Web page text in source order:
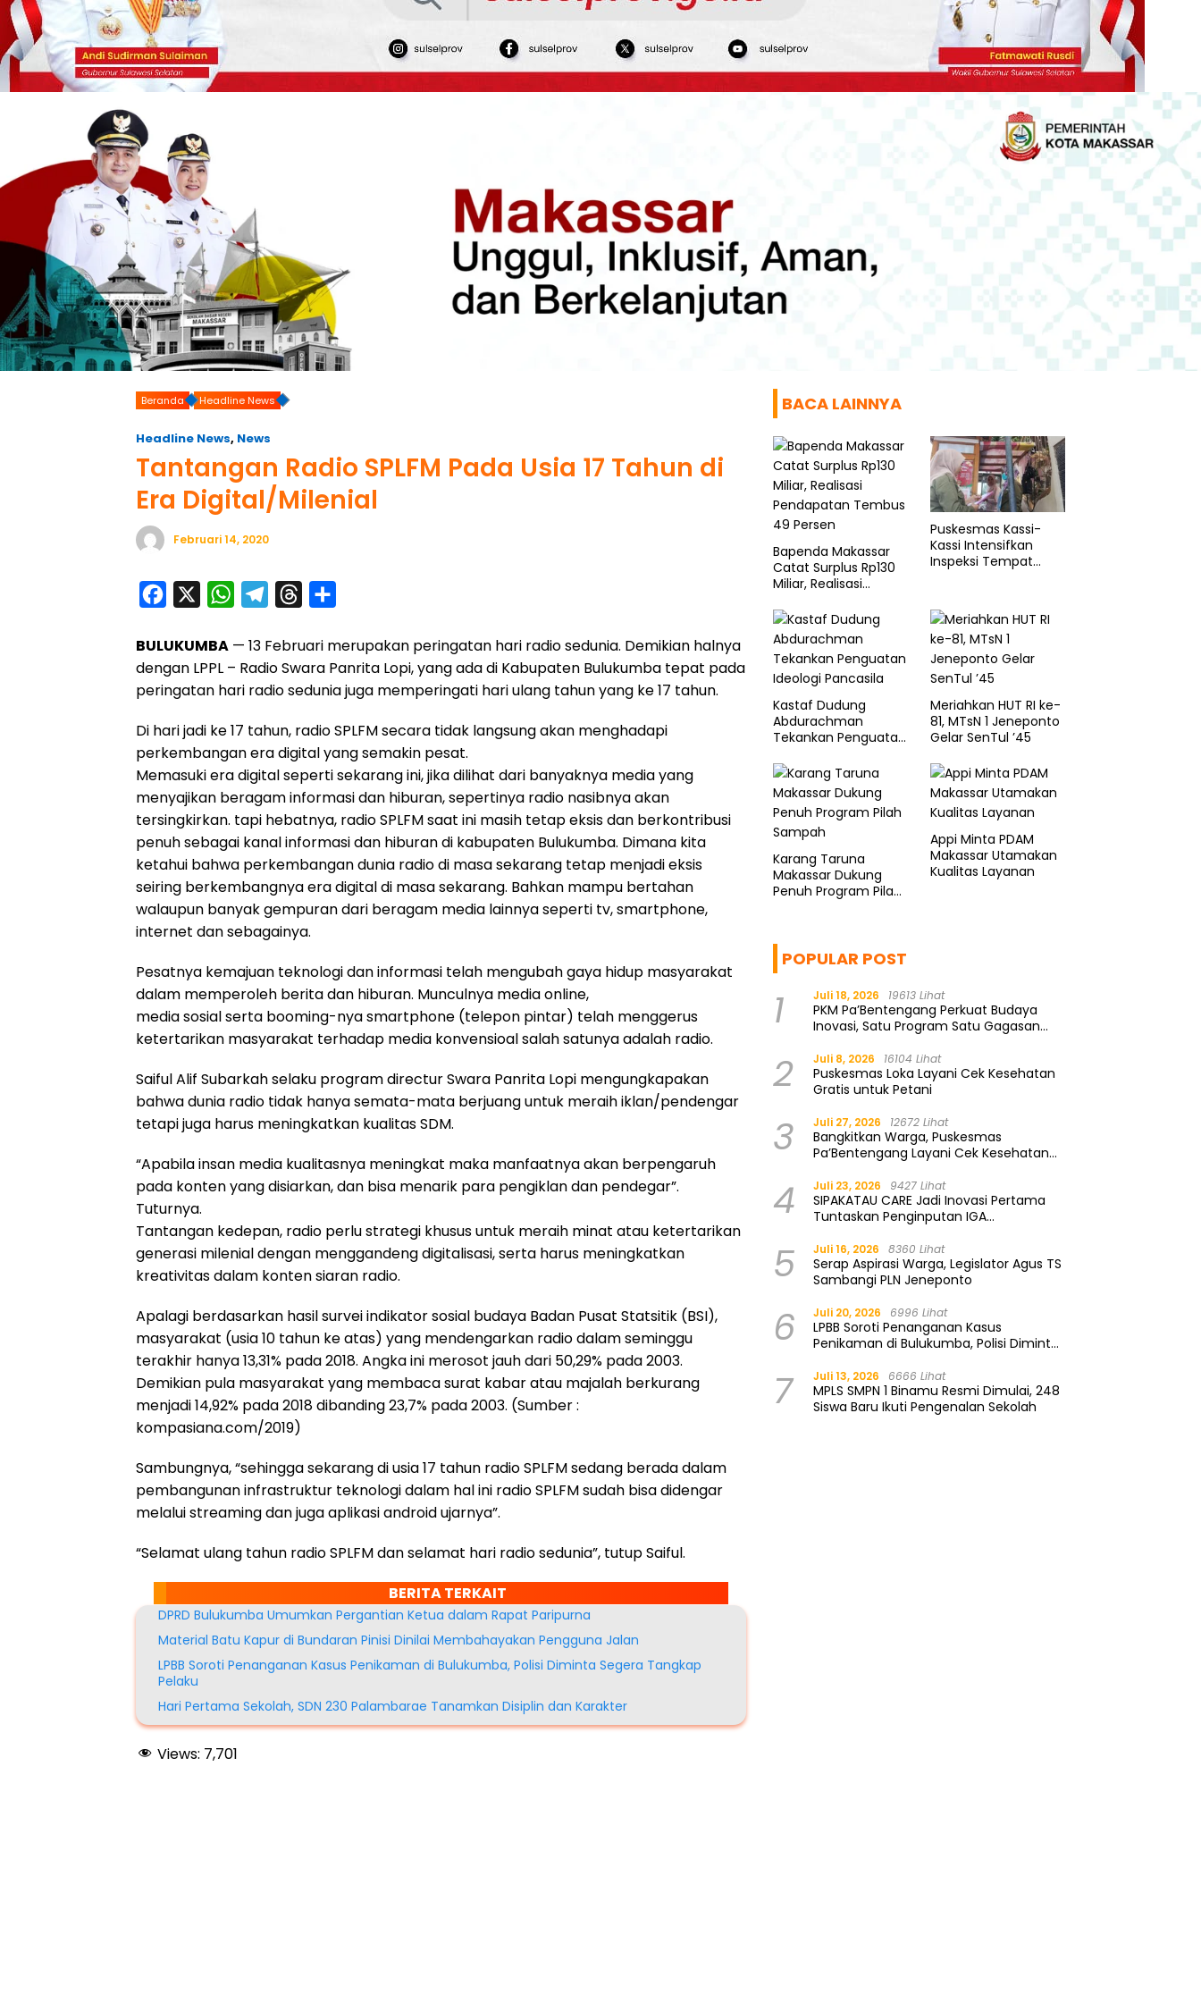
Beranda Headline News
Headline News, News
Tantangan Radio SPLFM Pada Usia 17 Tahun di
Era Digital/Milenial
Februari 14, 2020
c
e
b
o
o
k
W
a
t
s
A
p
p
l
e
g
r
a
m
r
e
a
d
s
a
r
e
BULUKUMBA — 13 Februari merupakan peringatan hari radio sedunia. Demikian halnya
dengan LPPL – Radio Swara Panrita Lopi, yang ada di Kabupaten Bulukumba tepat pada
peringatan hari radio sedunia juga memperingati hari ulang tahun yang ke 17 tahun.
Di hari jadi ke 17 tahun, radio SPLFM secara tidak langsung akan menghadapi
perkembangan era digital yang semakin pesat.
Memasuki era digital seperti sekarang ini, jika dilihat dari banyaknya media yang
menyajikan beragam informasi dan hiburan, sepertinya radio nasibnya akan
tersingkirkan. tapi hebatnya, radio SPLFM saat ini masih tetap eksis dan berkontribusi
penuh sebagai kanal informasi dan hiburan di kabupaten Bulukumba. Dimana kita
ketahui bahwa perkembangan dunia radio di masa sekarang tetap menjadi eksis
seiring berkembangnya era digital di masa sekarang. Bahkan mampu bertahan
walaupun banyak gempuran dari beragam media lainnya seperti tv, smartphone,
internet dan sebagainya.
Pesatnya kemajuan teknologi dan informasi telah mengubah gaya hidup masyarakat
dalam memperoleh berita dan hiburan. Munculnya media online,
media sosial serta booming-nya smartphone (telepon pintar) telah menggerus
ketertarikan masyarakat terhadap media konvensioal salah satunya adalah radio.
Saiful Alif Subarkah selaku program directur Swara Panrita Lopi mengungkapakan
bahwa dunia radio tidak hanya semata-mata berjuang untuk meraih iklan/pendengar
tetapi juga harus meningkatkan kualitas SDM.
“Apabila insan media kualitasnya meningkat maka manfaatnya akan berpengaruh
pada konten yang disiarkan, dan bisa menarik para pengiklan dan pendegar”.
Tuturnya.
Tantangan kedepan, radio perlu strategi khusus untuk meraih minat atau ketertarikan
generasi milenial dengan menggandeng digitalisasi, serta harus meningkatkan
kreativitas dalam konten siaran radio.
Apalagi berdasarkan hasil survei indikator sosial budaya Badan Pusat Statsitik (BSI),
masyarakat (usia 10 tahun ke atas) yang mendengarkan radio dalam seminggu
terakhir hanya 13,31% pada 2018. Angka ini merosot jauh dari 50,29% pada 2003.
Demikian pula masyarakat yang membaca surat kabar atau majalah berkurang
menjadi 14,92% pada 2018 dibanding 23,7% pada 2003. (Sumber :
kompasiana.com/2019)
Sambungnya, “sehingga sekarang di usia 17 tahun radio SPLFM sedang berada dalam
pembangunan infrastruktur teknologi dalam hal ini radio SPLFM sudah bisa didengar
melalui streaming dan juga aplikasi android ujarnya”.
“Selamat ulang tahun radio SPLFM dan selamat hari radio sedunia”, tutup Saiful.
BERITA TERKAIT
DPRD Bulukumba Umumkan Pergantian Ketua dalam Rapat Paripurna
Material Batu Kapur di Bundaran Pinisi Dinilai Membahayakan Pengguna Jalan
LPBB Soroti Penanganan Kasus Penikaman di Bulukumba, Polisi Diminta Segera Tangkap
Pelaku
Hari Pertama Sekolah, SDN 230 Palambarae Tanamkan Disiplin dan Karakter
Views: 7,701
BACA LAINNYA
Bapenda Makassar
Catat Surplus Rp130
Miliar, Realisasi
49 Persen
Puskesmas Kassi-
Kassi Intensifkan
Inspeksi Tempat
Kastaf Dudung
Abdurachman
Tekankan Penguatan
Meriahkan HUT RI ke-
81, MTsN 1 Jeneponto
Gelar SenTul ’45
Karang Taruna
Makassar Dukung
Penuh Program Pilah
Appi Minta PDAM
Makassar Utamakan
Kualitas Layanan
POPULAR POST
1 Juli 18, 2026 19613 Lihat
PKM Pa’Bentengang Perkuat Budaya
Inovasi, Satu Program Satu Gagasan
2 Juli 8, 2026 16104 Lihat
Puskesmas Loka Layani Cek Kesehatan
Gratis untuk Petani
3 Juli 27, 2026 12672 Lihat
Bangkitkan Warga, Puskesmas
Pa’Bentengang Layani Cek Kesehatan
4 Juli 23, 2026 9427 Lihat
SIPAKATAU CARE Jadi Inovasi Pertama
Tuntaskan Penginputan IGA
5 Juli 16, 2026 8360 Lihat
Serap Aspirasi Warga, Legislator Agus TS
Sambangi PLN Jeneponto
6 Juli 20, 2026 6996 Lihat
LPBB Soroti Penanganan Kasus
Penikaman di Bulukumba, Polisi Diminta
7 Juli 13, 2026 6666 Lihat
MPLS SMPN 1 Binamu Resmi Dimulai, 248
Siswa Baru Ikuti Pengenalan Sekolah